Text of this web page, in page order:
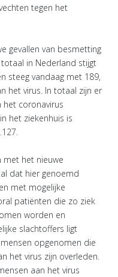
tegen het
gevallen van besmetting
in Nederland stijgt
steeg vandaag met 189,
het virus. In totaal zijn er
het coronavirus
het ziekenhuis is
met het nieuwe
dat hier genoemd
met mogelijke
patiënten die zo ziek
worden en
slachtoffers ligt
opgenomen die
het virus zijn overleden.
aan het virus